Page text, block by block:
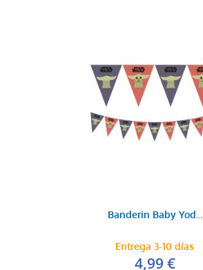
Banderin Baby Yod...
Entrega 3-10 días
4,99 €